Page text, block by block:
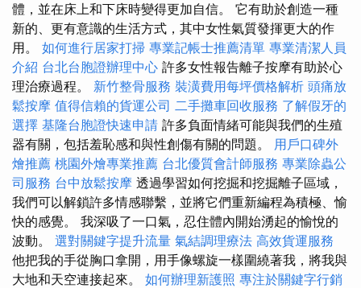
體，並在床上和下床時變得更加自信。 它有助於創造一種
新的、更有意識的生活方式，其中女性氣質發揮更大的作
用。 如何進行居家打掃 專業記帳士推薦清單 專業清潔人員
介紹 台北台胞證辦理中心 許多女性報告離子按摩有助於心
理治療過程。 新竹整骨服務 裝潢費用每坪價格解析 頭痛放
鬆按摩 值得信賴的貨運公司 二手攤車回收服務 了解假牙的
選擇 基隆台胞證快速申請 許多負面情緒可能與我們的生殖
器有關，包括羞恥感和與性創傷有關的問題。 用戶口碑外
燴推薦 桃園外燴專業推薦 台北優質會計師服務 專業除蟲公
司服務 台中放鬆按摩 透過學習如何挖掘和挖掘離子區域，
我們可以解鎖許多情感聯繫，並將它們重新編程為積極、愉
快的感覺。 我深吸了一口氣，忍住體內開始湧起的愉悅的
波動。 選對關鍵字提升流量 氣結調理療法 高效貨運服務
他把我的手從胸口拿開，用手像螺旋一樣圍繞著我，將我與
大地和天空連接起來。 如何辦理新護照 專注於關鍵字行銷